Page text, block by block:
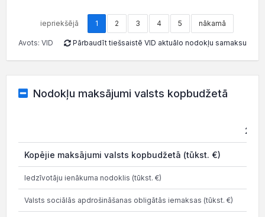
iepriekšējā 1 2 3 4 5 nākamā
Avots: VID Pārbaudīt tiešsaistē VID aktuālo nodokļu samaksu
Nodokļu maksājumi valsts kopbudžetā
2025
Kopējie maksājumi valsts kopbudžetā (tūkst. €)
Iedzīvotāju ienākuma nodoklis (tūkst. €)
Valsts sociālās apdrošināšanas obligātās iemaksas (tūkst. €)